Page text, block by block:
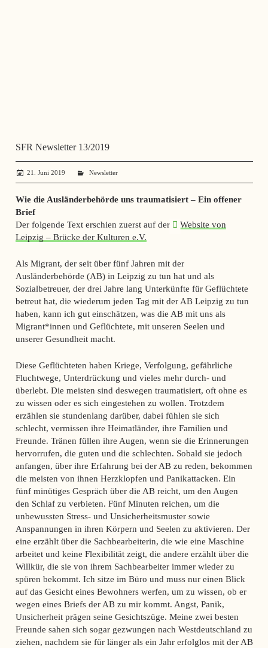
SFR Newsletter 13/2019
21. Juni 2019 administrator
Newsletter
Wie die Ausländerbehörde uns traumatisiert – Ein offener
Brief
Der folgende Text erschien zuerst auf der
Website von
Leipzig – Brücke der Kulturen e.V.
Als Migrant, der seit über fünf Jahren mit der
Ausländerbehörde (AB) in Leipzig zu tun hat und als
Sozialbetreuer, der drei Jahre lang Unterkünfte für Geflüchtete
betreut hat, die wiederum jeden Tag mit der AB Leipzig zu tun
haben, kann ich gut einschätzen, was die AB mit uns als
Migrant*innen und Geflüchtete, mit unseren Seelen und
unserer Gesundheit macht.
Diese Geflüchteten haben Kriege, Verfolgung, gefährliche
Fluchtwege, Unterdrückung und vieles mehr durch- und
überlebt. Die meisten sind deswegen traumatisiert, oft ohne es
zu wissen oder es sich eingestehen zu wollen. Trotzdem
erzählen sie stundenlang darüber, dabei fühlen sie sich
schlecht, vermissen ihre Heimatländer, ihre Familien und
Freunde. Tränen füllen ihre Augen, wenn sie die Erinnerungen
hervorrufen, die guten und die schlechten. Sobald sie jedoch
anfangen, über ihre Erfahrung bei der AB zu reden, bekommen
die meisten von ihnen Herzklopfen und Panikattacken. Ein
fünf minütiges Gespräch über die AB reicht, um den Augen
den Schlaf zu verbieten. Fünf Minuten reichen, um die
unbewussten Stress- und Unsicherheitsmuster sowie
Anspannungen in ihren Körpern und Seelen zu aktivieren. Der
eine erzählt über die Sachbearbeiterin, die wie eine Maschine
arbeitet und keine Flexibilität zeigt, die andere erzählt über die
Willkür, die sie von ihrem Sachbearbeiter immer wieder zu
spüren bekommt. Ich sitze im Büro und muss nur einen Blick
auf das Gesicht eines Bewohners werfen, um zu wissen, ob er
wegen eines Briefs der AB zu mir kommt. Angst, Panik,
Unsicherheit prägen seine Gesichtszüge. Meine zwei besten
Freunde sahen sich sogar gezwungen nach Westdeutschland zu
ziehen, nachdem sie für länger als ein Jahr erfolglos mit der AB